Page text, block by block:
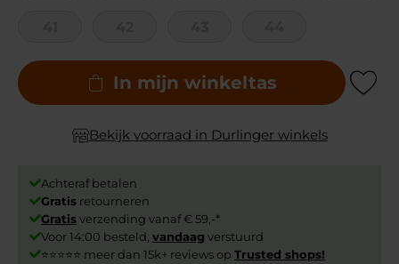
In mijn winkeltas Add to
Bekijk voorraad in Durlinger winkels
Achteraf betalen
Gratis retourneren
Gratisverzending vanaf € 59,-*
Voor 14:00 besteld, vandaag verstuurd
⭐⭐⭐⭐⭐ meer dan 15k+ reviews op Trusted shops!